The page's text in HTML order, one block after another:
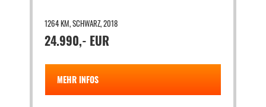
1264 KM, SCHWARZ, 2018
24.990,- EUR
MEHR INFOS